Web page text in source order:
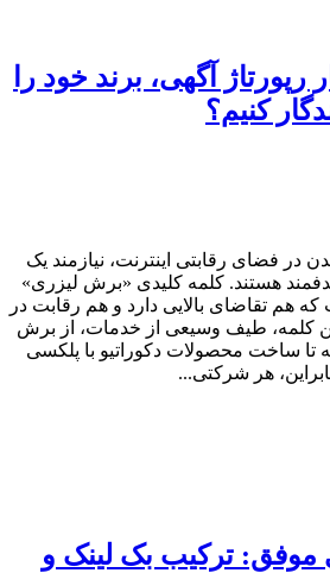
آگهی، برند خود را
کنیم؟
در فضای رقابتی اینترنت، نیازمند یک
هستند. کلمه کلیدی «برش لیزری»
هم تقاضای بالایی دارد و هم رقابت در
کلمه، طیف وسیعی از خدمات، از برش
ساخت محصولات دکوراتیو با پلکسی
هر شرکتی...
ترکیب بک لینک و